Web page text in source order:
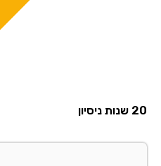
20 שנות ניסיון